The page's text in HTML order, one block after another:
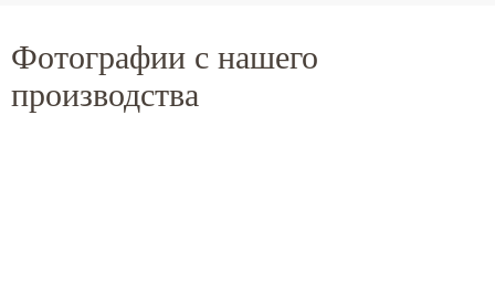
Фотографии с нашего
производства